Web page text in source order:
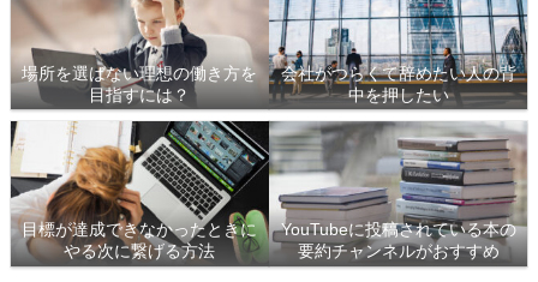
場所を選ばない理想の働き方を
目指すには？
会社がつらくて辞めたい人の背
中を押したい
目標が達成できなかったときに
やる次に繋げる方法
YouTubeに投稿されている本の
要約チャンネルがおすすめ